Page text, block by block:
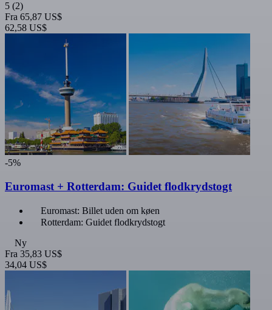
5 (2)
Fra 65,87 US$
62,58 US$
-5%
Euromast + Rotterdam: Guidet flodkrydstogt
Euromast: Billet uden om køen
Rotterdam: Guidet flodkrydstogt
Ny
Fra 35,83 US$
34,04 US$